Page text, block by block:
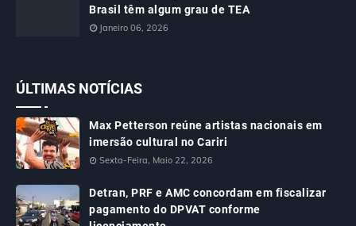
Brasil têm algum grau de TEA
Janeiro 06, 2026
ÚLTIMAS NOTÍCIAS
Max Petterson reúne artistas nacionais em
imersão cultural no Cariri
Sexta-Feira, Maio 22, 2026
Detran, PRF e AMC concordam em fiscalizar
pagamento do DPVAT conforme